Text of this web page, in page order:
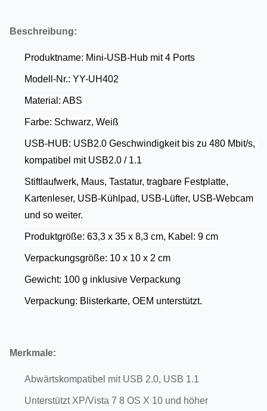
Beschreibung:
Produktname: Mini-USB-Hub mit 4 Ports
Modell-Nr.: YY-UH402
Material: ABS
Farbe: Schwarz, Weiß
USB-HUB: USB2.0 Geschwindigkeit bis zu 480 Mbit/s,
kompatibel mit USB2.0 / 1.1
Stiftlaufwerk, Maus, Tastatur, tragbare Festplatte,
Kartenleser, USB-Kühlpad, USB-Lüfter, USB-Webcam
und so weiter.
Produktgröße: 63,3 x 35 x 8,3 cm, Kabel: 9 cm
Verpackungsgröße: 10 x 10 x 2 cm
Gewicht: 100 g inklusive Verpackung
Verpackung: Blisterkarte, OEM unterstützt.
Merkmale:
Abwärtskompatibel mit USB 2.0, USB 1.1
Unterstützt XP/Vista 7 8 OS X 10 und höher